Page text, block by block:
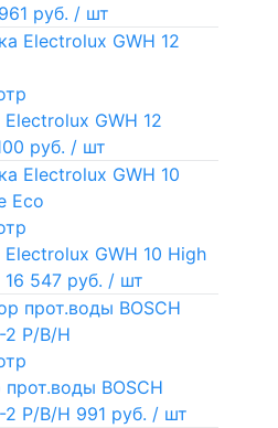
руб. / шт
GWH 12
руб. / шт
Electrolux GWH 10 High
16 547 руб. / шт
прот.воды BOSCH
2 P/B/H 991 руб. / шт